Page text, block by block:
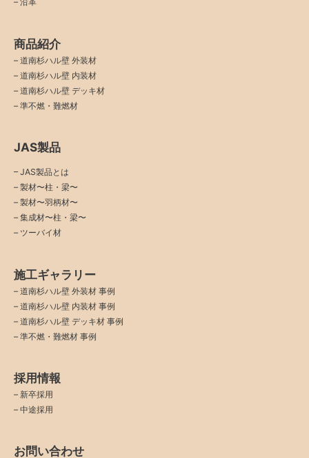
商品紹介
– 道南杉ハル壁 外装材
– 道南杉ハル壁 内装材
– 道南杉ハル壁 デッキ材
– 準不燃・難燃材
JAS製品
– JAS製品とは
– 製材〜柱・梁〜
– 製材〜羽柄材〜
– 集成材〜柱・梁〜
– ツーバイ材
施工ギャラリー
– 道南杉ハル壁 外装材 事例
– 道南杉ハル壁 内装材 事例
– 道南杉ハル壁 デッキ材 事例
– 準不燃・難燃材 事例
採用情報
– 新卒採用
– 中途採用
お問い合わせ